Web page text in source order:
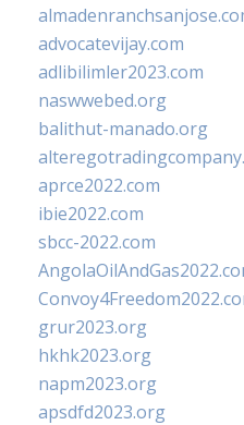
advocatevijay.com
adlibilimler2023.com
naswwebed.org
balithut-manado.org
aprce2022.com
ibie2022.com
sbcc-2022.com
grur2023.org
hkhk2023.org
napm2023.org
apsdfd2023.org